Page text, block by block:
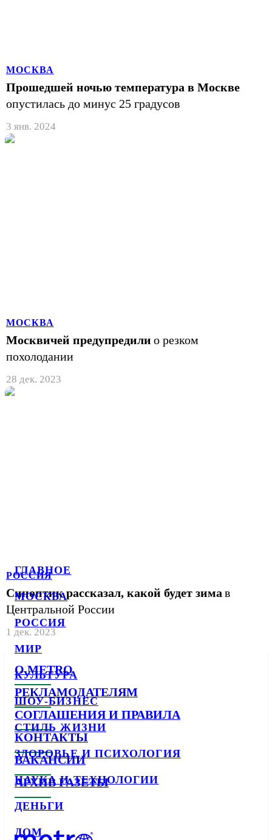
ГЛАВНОЕ
МОСКВА
РОССИЯ
МИР
КУЛЬТУРА
ШОУ-БИЗНЕС
СТИЛЬ ЖИЗНИ
ЗДОРОВЬЕ И ПСИХОЛОГИЯ
НАУКА И ТЕХНОЛОГИИ
ДЕНЬГИ
ДОМ
МОСКВА
Прошедшей ночью температура в Москве
опустилась до минус 25 градусов
3 янв. 2024
МОСКВА
Москвичей предупредили о резком
похолодании
28 дек. 2023
РОССИЯ
Синоптик рассказал, какой будет зима в
Центральной России
1 дек. 2023
О METRO
РЕКЛАМОДАТЕЛЯМ
СОГЛАШЕНИЯ И ПРАВИЛА
КОНТАКТЫ
ВАКАНСИИ
АРХИВ ГАЗЕТЫ